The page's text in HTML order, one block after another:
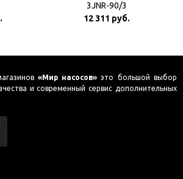
3JNR-90/3
12 311 руб.
«Мир насосов» это большой выбор
и современный сервис дополнительных